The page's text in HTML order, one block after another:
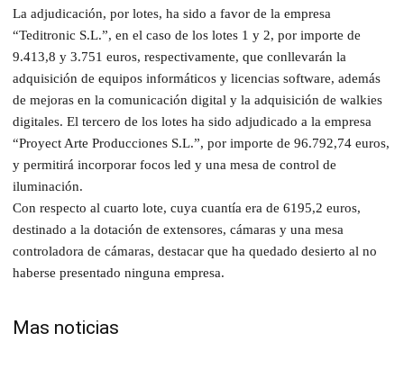
La adjudicación, por lotes, ha sido a favor de la empresa
“Teditronic S.L.”, en el caso de los lotes 1 y 2, por importe de
9.413,8 y 3.751 euros, respectivamente, que conllevarán la
adquisición de equipos informáticos y licencias software, además
de mejoras en la comunicación digital y la adquisición de walkies
digitales. El tercero de los lotes ha sido adjudicado a la empresa
“Proyect Arte Producciones S.L.”, por importe de 96.792,74 euros,
y permitirá incorporar focos led y una mesa de control de
iluminación.
Con respecto al cuarto lote, cuya cuantía era de 6195,2 euros,
destinado a la dotación de extensores, cámaras y una mesa
controladora de cámaras, destacar que ha quedado desierto al no
haberse presentado ninguna empresa.
Mas noticias